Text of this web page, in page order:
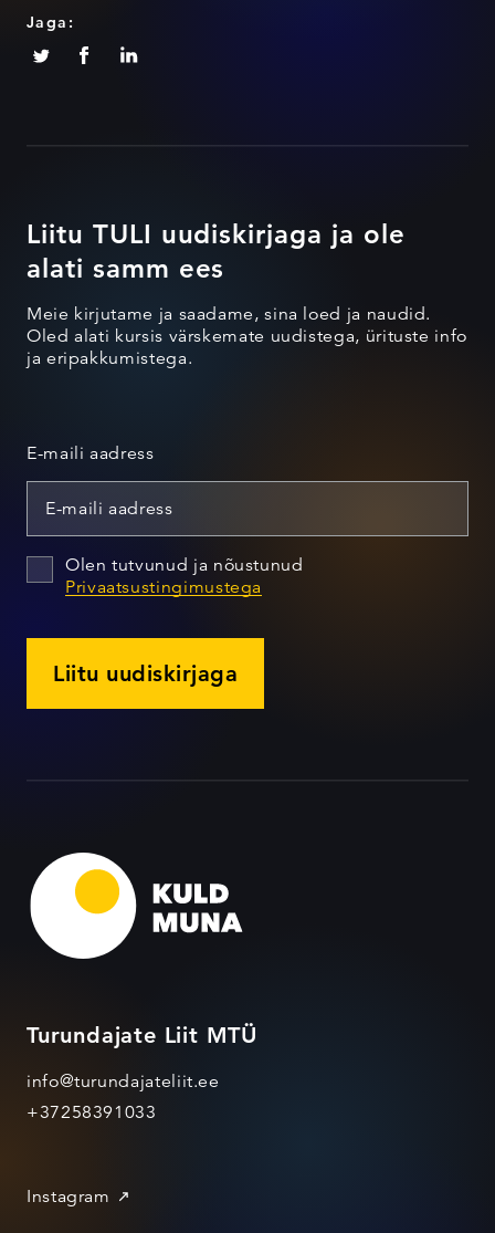
Jaga:
Liitu TULI uudiskirjaga ja ole
alati samm ees
Meie kirjutame ja saadame, sina loed ja naudid.
Oled alati kursis värskemate uudistega, ürituste info
ja eripakkumistega.
E-maili aadress
Olen tutvunud ja nõustunud
Privaatsustingimustega
Liitu uudiskirjaga
Turundajate Liit MTÜ
info@turundajateliit.ee
+37258391033
Instagram